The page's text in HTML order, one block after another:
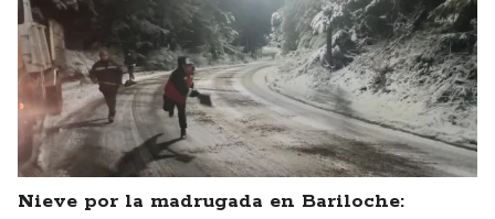
Nieve por la madrugada en Bariloche: